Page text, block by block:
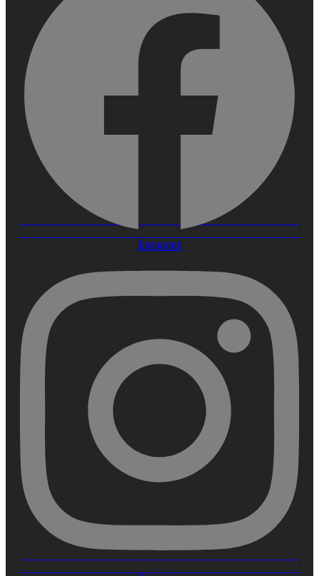
Instagram